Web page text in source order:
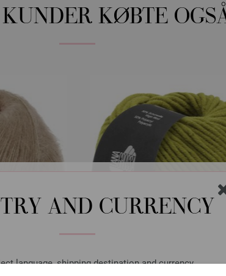
AND CURRENCY
language, shipping destination and currency.
KØBTE